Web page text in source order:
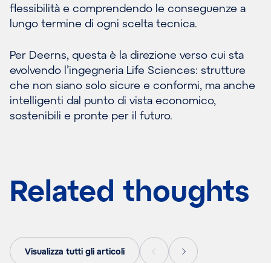
flessibilità e comprendendo le conseguenze a
lungo termine di ogni scelta tecnica.
Per Deerns, questa è la direzione verso cui sta
evolvendo l’ingegneria Life Sciences: strutture
che non siano solo sicure e conformi, ma anche
intelligenti dal punto di vista economico,
sostenibili e pronte per il futuro.
Related thoughts
Visualizza tutti gli articoli